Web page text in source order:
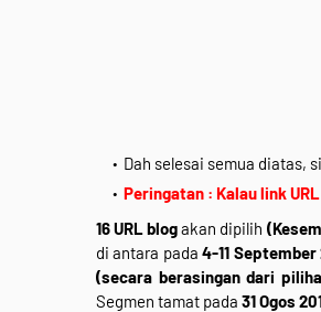
Dah selesai semua diatas,
Peringatan : Kalau link
16 URL blogakan dipilih
di antara pada4-11
(secara berasingan dari
Segmen tamat pada 31 Ogos